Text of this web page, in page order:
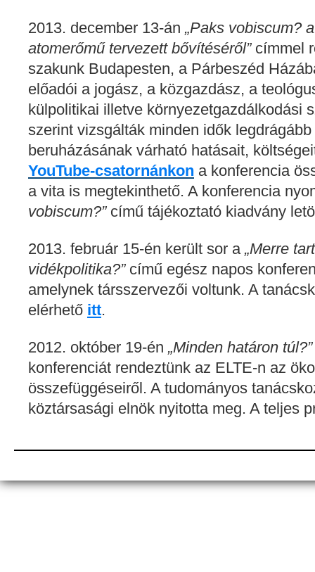
2013. december 13-án „Paks vobiscum?
atomerőmű tervezett bővítéséről”címmel
szakunk Budapesten, a Párbeszéd
előadói a jogász, a közgazdász, a
külpolitikai illetve környezetgazdálkodási
szerint vizsgálták minden idők
beruházásának várható hatásait,
YouTube-csatornánkon a konferencia
a vita is megtekinthető. A konferencia
vobiscum?”című tájékoztató kiadvány
2013. február 15-én került sor a „Merre
vidékpolitika?”című egész napos
amelynek társszervezői voltunk. A
elérhető itt.
2012. október 19-én „Minden határon túl?”
konferenciát rendeztünk az ELTE-n az
összefüggéseiről. A tudományos
köztársasági elnök nyitotta meg. A teljes